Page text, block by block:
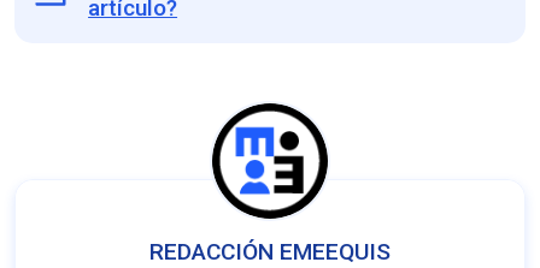
artículo?
REDACCIÓN EMEEQUIS